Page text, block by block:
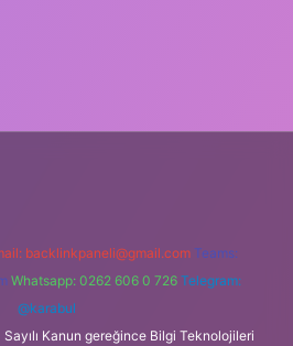
backlinkpaneli@gmail.com Teams:
Whatsapp: 0262 606 0 726 Telegram:
@karabul
Kanun gereğince Bilgi Teknolojileri